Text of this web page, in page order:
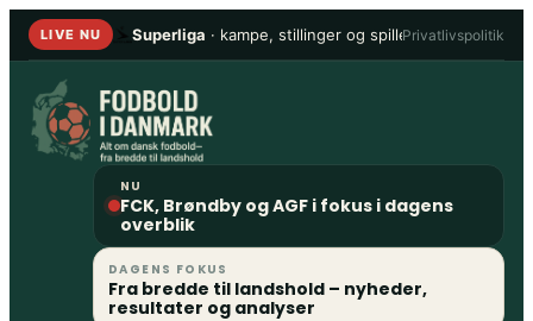
Spring
LIVE NU Superliga · kampe, stillinger og spillere• 1. Division
Privatlivspolitik
NU
FCK, Brøndby og AGF i fokus i dagens
overblik
DAGENS FOKUS
Fra bredde til landshold – nyheder,
resultater og analyser